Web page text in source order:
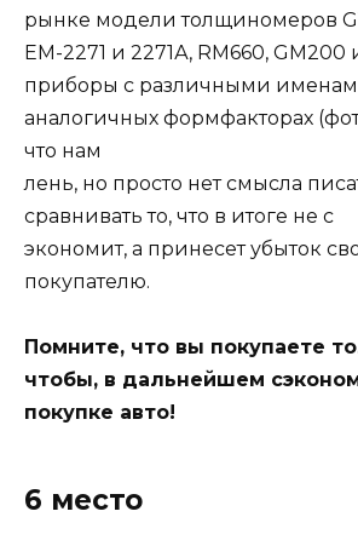
рынке модели толщиномеров
EM-2271 и 2271А, RM660, GM200
приборы с различными
аналогичных формфакторах
что нам
лень, но просто нет смысла
сравнивать то, что в итоге не с
экономит, а принесет убыток
покупателю.
Помните, что вы покупаете
чтобы, в дальнейшем
покупке авто!
6 место